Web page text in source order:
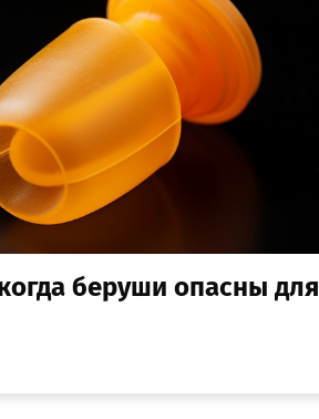
беруши опасны для